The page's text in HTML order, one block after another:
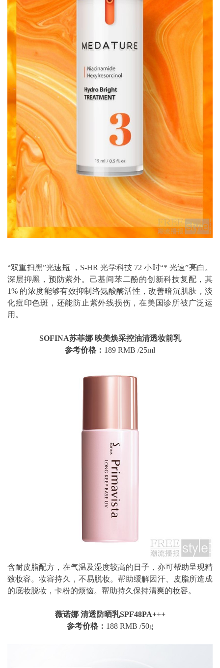
“双重扫黑”光速瓶 ，S-HR 光学科技 72 小时“* 光速”亮白。
深层抑黑，预防紫外。己基间苯二酚的创新科技复配，其
1% 的浓度能够有效抑制络氨酸酶活性，改善暗沉肌肤，淡
化痘印色斑，还能防止紫外线损伤，在美国诊所被广泛运
用。
SOFINA苏菲娜 映美焕采控油清透妆前乳
参考价格： 189 RMB /25ml
含耐皮脂配方，在气温及湿度较高的日子，亦可帮助呈现精
致妆容。妆容持久，不易脱妆。帮助缓解因汗、皮脂所造成
的底妆脱妆，卡粉的烦恼。帮助持久保持清爽的妆容。
薇诺娜 清透防晒乳SPF48PA+++
参考价格： 188 RMB /50g